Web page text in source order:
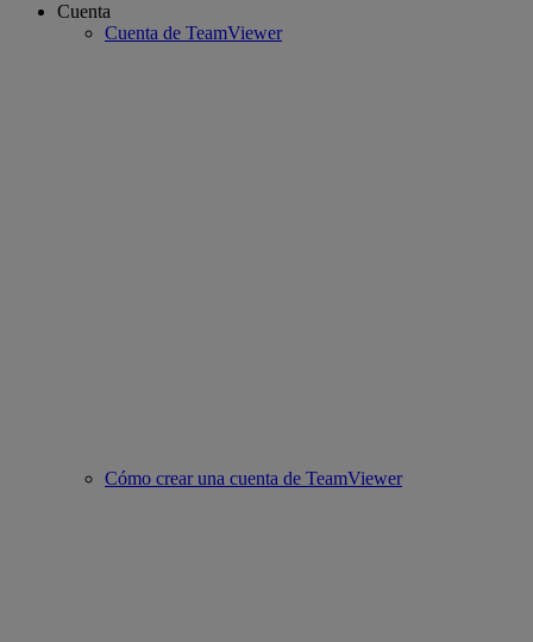
Cuenta
Cuenta de TeamViewer
Cómo crear una cuenta de TeamViewer